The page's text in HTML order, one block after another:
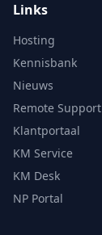
Links
Hosting
Kennisbank
Nieuws
Remote Support
Klantportaal
KM Service
KM Desk
NP Portal